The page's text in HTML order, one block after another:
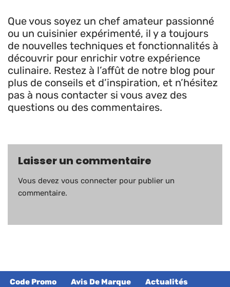
Que vous soyez un chef amateur passionné
ou un cuisinier expérimenté, il y a toujours
de nouvelles techniques et fonctionnalités à
découvrir pour enrichir votre expérience
culinaire. Restez à l’affût de notre blog pour
plus de conseils et d’inspiration, et n’hésitez
pas à nous contacter si vous avez des
questions ou des commentaires.
Laisser un commentaire
Vous devez vous connecter pour publier un
commentaire.
Code Promo Avis De Marque Actualités